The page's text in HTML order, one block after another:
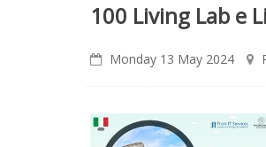
100 Living Lab e
Monday 13 May 2024